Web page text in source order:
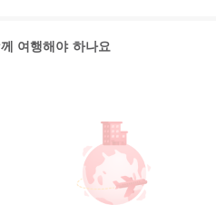
여행해야 하나요